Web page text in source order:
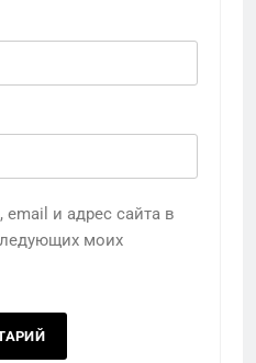
и адрес сайта в
моих